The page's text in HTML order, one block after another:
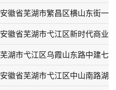
安徽省芜湖市繁昌区横山东街一层